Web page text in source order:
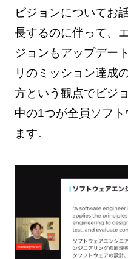
ビジョンについてお
長するのに伴って、
ジョンもアップデー
リのミッション達成
方という観点でビジ
中の1つが全員ソフ
ます。